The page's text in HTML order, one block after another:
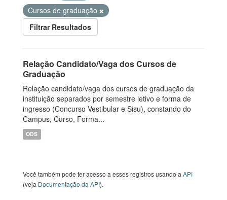
Cursos de graduação
Filtrar Resultados
Relação Candidato/Vaga dos Cursos de
Graduação
Relação candidato/vaga dos cursos de graduação da
instituição separados por semestre letivo e forma de
ingresso (Concurso Vestibular e Sisu), constando do
Campus, Curso, Forma...
ODS
Você também pode ter acesso a esses registros usando aAPI
(veja Documentação da API).